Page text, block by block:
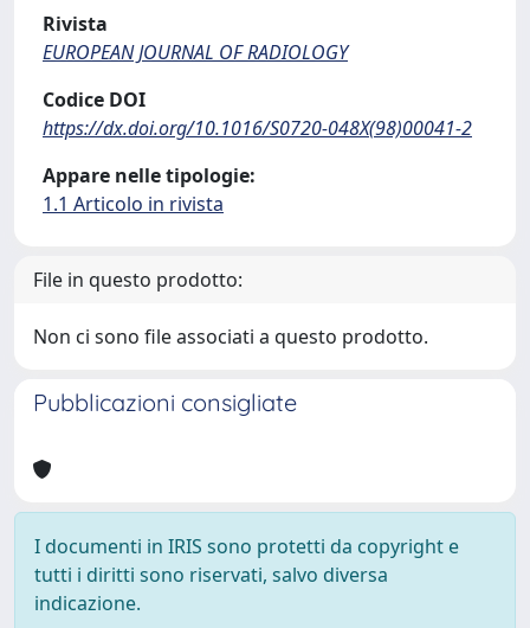
Rivista
EUROPEAN JOURNAL OF RADIOLOGY
Codice DOI
https://dx.doi.org/10.1016/S0720-048X(98)00041-2
Appare nelle tipologie:
1.1 Articolo in rivista
File in questo prodotto:
Non ci sono file associati a questo prodotto.
Pubblicazioni consigliate
I documenti in IRIS sono protetti da copyright e
tutti i diritti sono riservati, salvo diversa
indicazione.